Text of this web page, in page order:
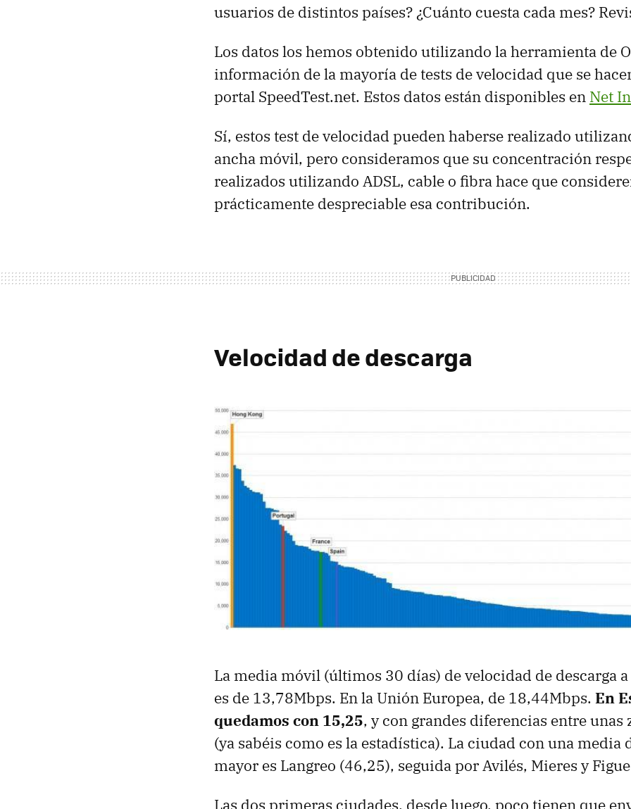
usuarios de distintos países? ¿Cuánto cuesta cada mes?
Los datos los hemos obtenido utilizando la herramienta de
información de la mayoría de tests de velocidad que se
portal SpeedTest.net. Estos datos están disponibles en Net
Sí, estos test de velocidad pueden haberse realizado
ancha móvil, pero consideramos que su concentración
realizados utilizando ADSL, cable o fibra hace que
prácticamente despreciable esa contribución.
Velocidad de descarga
La media móvil (últimos 30 días) de velocidad de descarga
es de 13,78Mbps. En la Unión Europea, de 18,44Mbps. En
quedamos con 15,25, y con grandes diferencias entre unas
(ya sabéis como es la estadística). La ciudad con una media
mayor es Langreo (46,25), seguida por Avilés, Mieres y
Las dos primeras ciudades, desde luego, poco tienen que